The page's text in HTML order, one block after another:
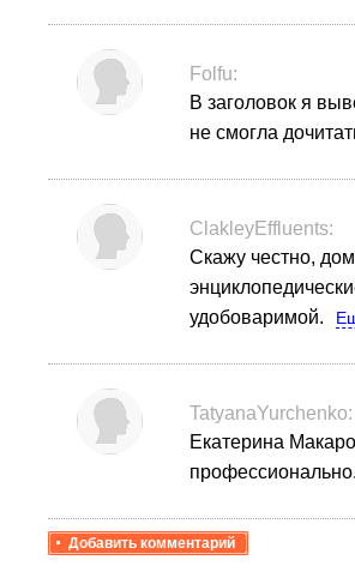
Folfu:
В заголовок я
не смогла
ClakleyEffluents:
Скажу честно,
удобоваримой.
TatyanaYurchenko:
Екатерина
Добавить комментарий